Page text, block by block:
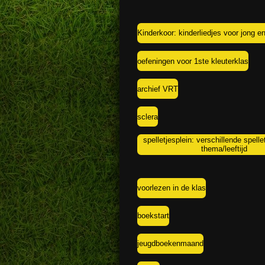
Kinderkoor: kinderliedjes voor jong
oefeningen voor 1ste kleuterklas
archief VRT
sclera
spelletjesplein: verschillende
thema/leeftijd
voorlezen in de klas
boekstart
jeugdboekenmaand